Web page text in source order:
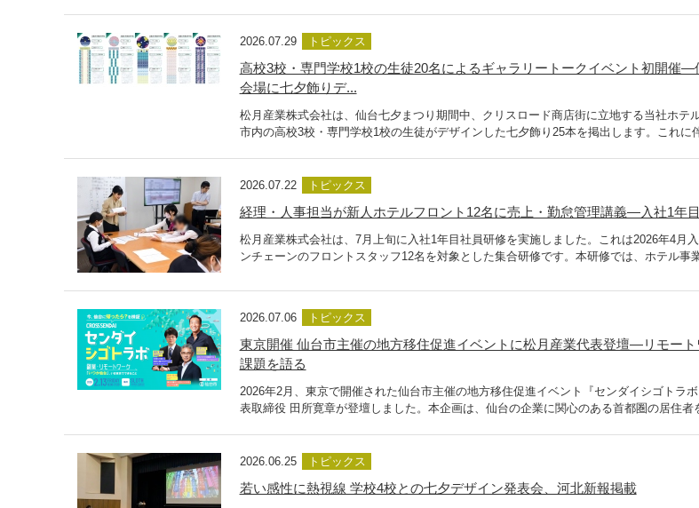
2026.07.29 トピックス
高校3校・専門学校1校の生徒20名によるギャラリートークイベント初開催―
会場に七夕飾りデ...
松月産業株式会社は、仙台七夕まつり期間中、クリスロード商店街に立地する当社ホテ
市内の高校3校・専門学校1校の生徒がデザインした七夕飾り25本を掲出します。これに
2026.07.22 トピックス
経理・人事担当が新人ホテルフロント12名に売上・勤怠管理講義―入社1年
松月産業株式会社は、7月上旬に入社1年目社員研修を実施しました。これは2026年4月
ンチェーンのフロントスタッフ12名を対象とした集合研修です。本研修では、ホテル事
2026.07.06 トピックス
東京開催 仙台市主催の地方移住促進イベントに松月産業代表登壇―リモート
課題を語る
2026年2月、東京で開催された仙台市主催の地方移住促進イベント『センダイシゴトラ
表取締役 田所寛章が登壇しました。本企画は、仙台の企業に関心のある首都圏の居住者
2026.06.25 トピックス
若い感性に熱視線 学校4校との七夕デザイン発表会、河北新報掲載